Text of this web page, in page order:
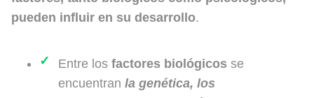
pueden influir en su desarrollo.
Entre los factores biológicos se
encuentran la genética, los